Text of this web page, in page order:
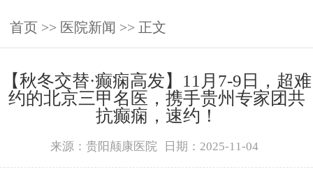
首页 >> 医院新闻 >> 正文
【秋冬交替·癫痫高发】11月7-9日，超难
约的北京三甲名医，携手贵州专家团共
抗癫痫，速约！
来源：贵阳颠康医院 日期：2025-11-04